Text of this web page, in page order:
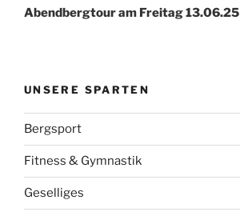
Beitrag
Abendbergtour am Freitag 13.06.25
UNSERE SPARTEN
Bergsport
Fitness & Gymnastik
Geselliges